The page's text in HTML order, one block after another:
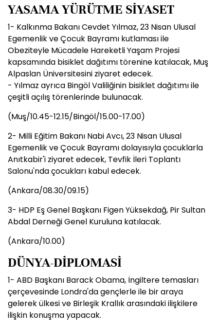
YASAMA YÜRÜTME SİYASET
1- Kalkınma Bakanı Cevdet Yılmaz, 23 Nisan Ulusal
Egemenlik ve Çocuk Bayramı kutlaması ile
Obeziteyle Mücadele Hareketli Yaşam Projesi
kapsamında bisiklet dağıtımı törenine katılacak, Muş
Alpaslan Üniversitesini ziyaret edecek.
- Yılmaz ayrıca Bingöl Valiliğinin bisiklet dağıtımı ile
çeşitli açılış törenlerinde bulunacak.
(Muş/10.45-12.15/Bingöl/15.00-17.00)
2- Milli Eğitim Bakanı Nabi Avcı, 23 Nisan Ulusal
Egemenlik ve Çocuk Bayramı dolayısıyla çocuklarla
Anıtkabir'i ziyaret edecek, Tevfik İleri Toplantı
Salonu'nda çocukları kabul edecek.
(Ankara/08.30/09.15)
3- HDP Eş Genel Başkanı Figen Yüksekdağ, Pir Sultan
Abdal Derneği Genel Kuruluna katılacak.
(Ankara/10.00)
DÜNYA-DİPLOMASİ
1- ABD Başkanı Barack Obama, İngiltere temasları
çerçevesinde Londra'da gençlerle ile bir araya
gelerek ülkesi ve Birleşik Krallık arasındaki ilişkilere
ilişkin konuşma yapacak.